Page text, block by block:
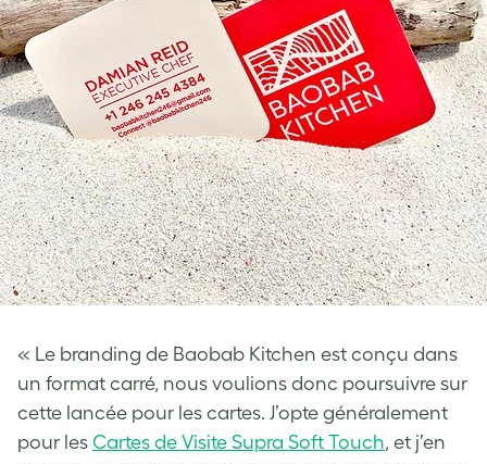
« Le branding de Baobab Kitchen est conçu dans
un format carré, nous voulions donc poursuivre sur
cette lancée pour les cartes. J’opte généralement
pour les Cartes de Visite Supra Soft Touch, et j’en